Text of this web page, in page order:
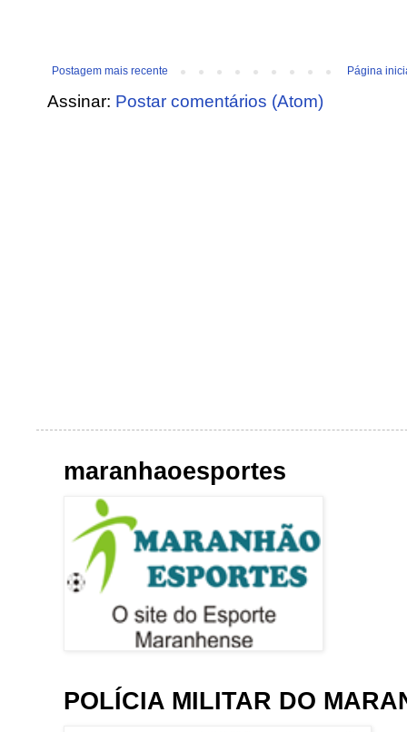
Postagem mais recente Página
Assinar: Postar comentários (Atom)
maranhaoesportes
POLÍCIA MILITAR DO